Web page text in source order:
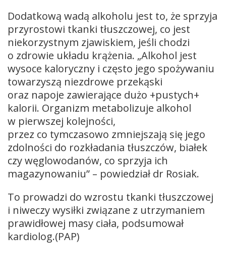
Dodatkową wadą alkoholu jest to, że sprzyja
przyrostowi tkanki tłuszczowej, co jest
niekorzystnym zjawiskiem, jeśli chodzi
o zdrowie układu krążenia. „Alkohol jest
wysoce kaloryczny i często jego spożywaniu
towarzyszą niezdrowe przekąski
oraz napoje zawierające dużo +pustych+
kalorii. Organizm metabolizuje alkohol
w pierwszej kolejności,
przez co tymczasowo zmniejszają się jego
zdolności do rozkładania tłuszczów, białek
czy węglowodanów, co sprzyja ich
magazynowaniu” – powiedział dr Rosiak.
To prowadzi do wzrostu tkanki tłuszczowej
i niweczy wysiłki związane z utrzymaniem
prawidłowej masy ciała, podsumował
kardiolog.(PAP)